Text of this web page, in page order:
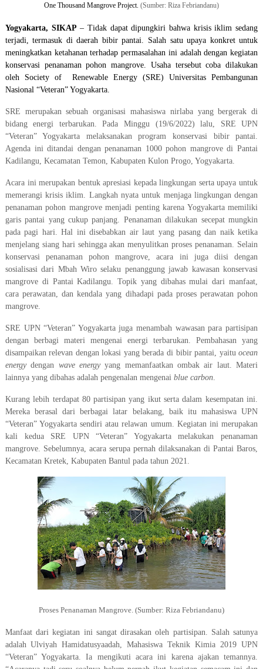
One Thousand Mangrove Project. (Sumber: Riza Febriandanu)
Yogyakarta, SIKAP– Tidak dapat dipungkiri bahwa krisis iklim sedang
terjadi, termasuk di daerah bibir pantai. Salah satu upaya konkret untuk
meningkatkan ketahanan terhadap permasalahan ini adalah dengan kegiatan
konservasi penanaman pohon mangrove.
Usaha tersebut coba dilakukan
oleh Society of Renewable Energy (SRE) Universitas Pembangunan
Nasional “Veteran” Yogyakarta.
SRE merupakan sebuah organisasi mahasiswa nirlaba yang bergerak di
bidang energi terbarukan. Pada Minggu (19/6/2022) lalu, SRE UPN
“Veteran” Yogyakarta melaksanakan program konservasi bibir pantai.
Agenda ini ditandai dengan penanaman 1000 pohon mangrove di Pantai
Kadilangu, Kecamatan Temon, Kabupaten Kulon Progo, Yogyakarta.
Acara ini merupakan bentuk apresiasi kepada lingkungan serta upaya untuk
memerangi krisis iklim. Langkah nyata untuk menjaga lingkungan dengan
penanaman pohon mangrove menjadi penting karena Yogyakarta memiliki
garis pantai yang cukup panjang. Penanaman dilakukan secepat mungkin
pada pagi hari. Hal ini disebabkan air laut yang pasang dan naik ketika
menjelang siang hari sehingga akan menyulitkan proses penanaman. Selain
konservasi penanaman pohon mangrove, acara ini juga diisi dengan
sosialisasi dari Mbah Wiro selaku penanggung jawab kawasan konservasi
mangrove di Pantai Kadilangu. Topik yang dibahas mulai dari manfaat,
cara perawatan, dan kendala yang dihadapi pada proses perawatan pohon
mangrove.
SRE UPN “Veteran” Yogyakarta juga menambah wawasan para partisipan
dengan berbagi materi mengenai energi terbarukan. Pembahasan yang
disampaikan relevan dengan lokasi yang berada di bibir pantai, yaituocean
energydengan wave energyyang memanfaatkan ombak air laut. Materi
lainnya yang dibahas adalah pengenalan mengenai blue carbon.
Kurang lebih terdapat 80 partisipan yang ikut serta dalam kesempatan ini.
Mereka berasal dari berbagai latar belakang, baik itu mahasiswa UPN
“Veteran” Yogyakarta sendiri atau relawan umum. Kegiatan ini merupakan
kali kedua SRE UPN “Veteran” Yogyakarta melakukan penanaman
mangrove. Sebelumnya, acara serupa pernah dilaksanakan di Pantai Baros,
Kecamatan Kretek, Kabupaten Bantul pada tahun 2021.
Proses Penanaman Mangrove. (Sumber: Riza Febriandanu)
Manfaat dari kegiatan ini sangat dirasakan oleh partisipan. Salah satunya
adalah Ulviyah Hamidatusyaadah, Mahasiswa Teknik Kimia 2019 UPN
“Veteran” Yogyakarta. Ia mengikuti acara ini karena ajakan temannya.